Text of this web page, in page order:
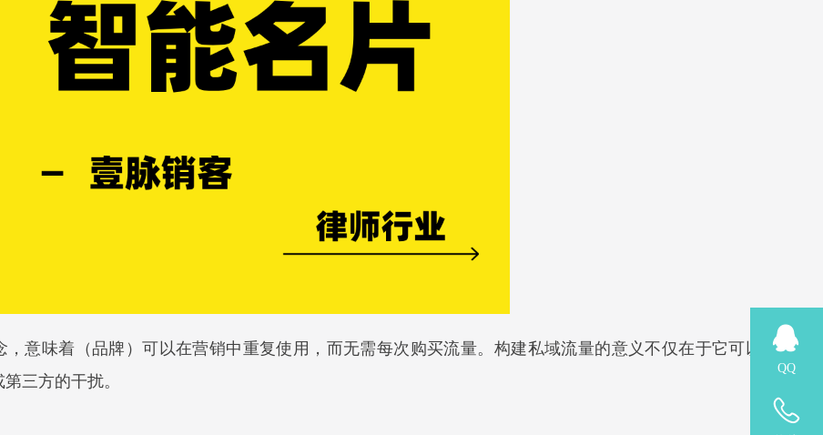
意味着（品牌）可以在营销中重复使用，而无需每次购买流量。构建私域流量的意义不仅在于它可以沉淀用
三方的干扰。
QQ